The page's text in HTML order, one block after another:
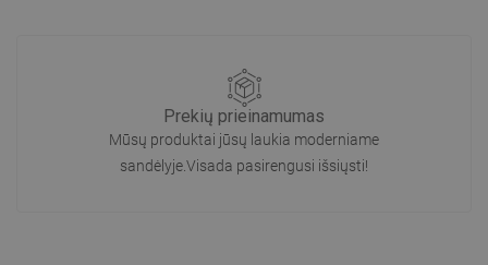
Prekių prieinamumas
Mūsų produktai jūsų laukia moderniame
sandėlyje.Visada pasirengusi išsiųsti!